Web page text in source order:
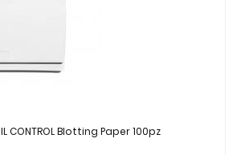
CONTROL Blotting Paper 100pz